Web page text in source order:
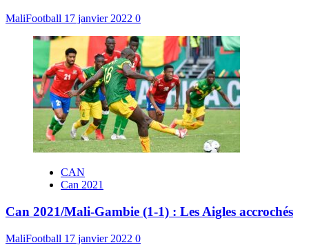
MaliFootball 17 janvier 2022 0
CAN
Can 2021
Can 2021/Mali-Gambie (1-1) : Les Aigles accrochés
MaliFootball 17 janvier 2022 0